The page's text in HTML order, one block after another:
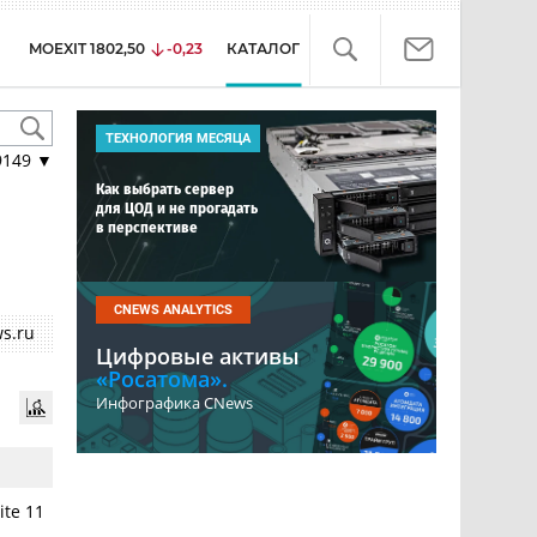
MOEXIT 1802,50 -0,23 КАТАЛОГ
▼
11
ТЕХНОЛОГИЯ МЕСЯЦА
Как выбрать сервер
для ЦОД и не прогадать
в перспективе
CNEWS ANALYTICS
Цифровые активы
«Росатома».
Инфографика CNews